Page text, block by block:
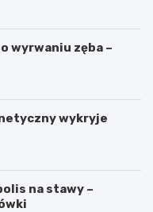
wyrwaniu zęba –
wykryje
na stawy –